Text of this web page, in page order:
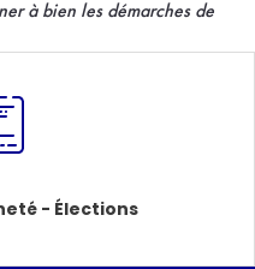
à bien les démarches de
- Élections